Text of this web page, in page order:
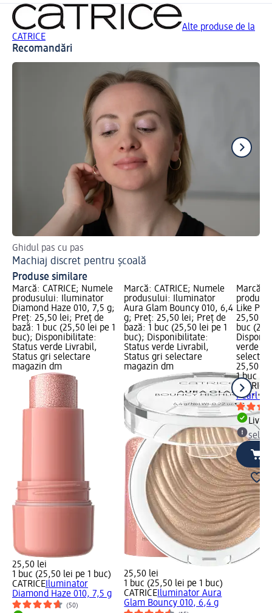
Alte produse de la
CATRICE
Recomandări
Ghidul pas cu pas
Machiaj discret pentru școală
Produse similare
Marcă: CATRICE; Numele
produsului: Iluminator
Diamond Haze 010, 7,5 g;
Preț: 25,50 lei; Preț de
bază: 1 buc (25,50 lei pe 1
buc); Disponibilitate:
Status verde Livrabil,
Status gri selectare
magazin dm
25,50 lei
1 buc (25,50 lei pe 1 buc)
CATRICEIluminator
Diamond Haze 010, 7,5 g
(50)
Marcă: CATRICE; Numele
produsului: Iluminator
Aura Glam Bouncy 010, 6,4
g; Preț: 25,50 lei; Preț de
bază: 1 buc (25,50 lei pe 1
buc); Disponibilitate:
Status verde Livrabil,
Status gri selectare
magazin dm
25,50 lei
1 buc (25,50 lei pe 1 buc)
CATRICEIluminator Aura
Glam Bouncy 010, 6,4 g
Marcă:
Like
25,50
buc
verde
25,50 lei
1 buc
CATRICE
Pearl